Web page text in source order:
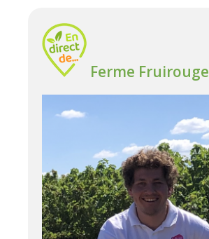
Ferme Fruirouge